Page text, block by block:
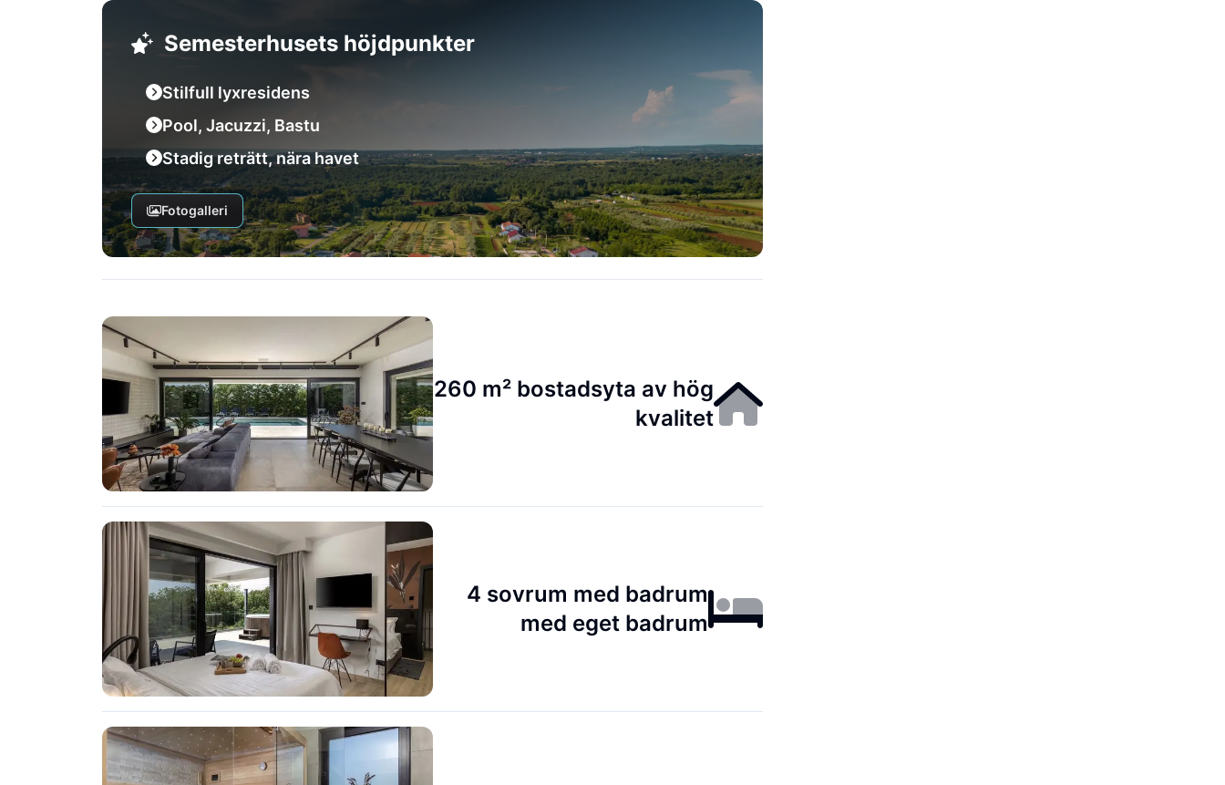
Semesterhusets höjdpunkter
Stilfull lyxresidens
Pool, Jacuzzi, Bastu
Stadig reträtt, nära havet
Fotogalleri
260 m² bostadsyta av hög
kvalitet
4 sovrum med badrum
med eget badrum